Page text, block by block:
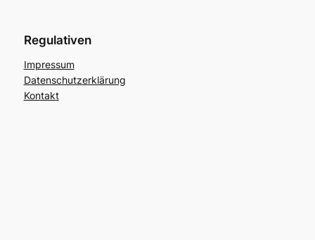
Regulativen
Impressum
Datenschutzerklärung
Kontakt